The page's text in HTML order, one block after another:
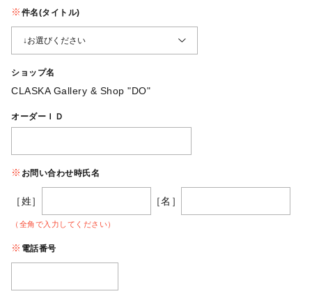
件名(タイトル)
ショップ名
CLASKA Gallery & Shop "DO"
オーダーＩＤ
お問い合わせ時氏名
［姓］ ［名］
（全角で入力してください）
電話番号